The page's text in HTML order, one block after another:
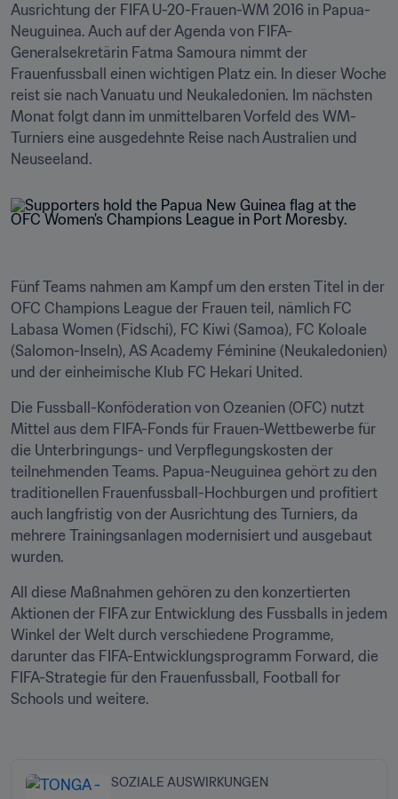
Ausrichtung der FIFA U-20-Frauen-WM 2016 in Papua-
Neuguinea. Auch auf der Agenda von FIFA-
Generalsekretärin Fatma Samoura nimmt der
Frauenfussball einen wichtigen Platz ein. In dieser Woche
reist sie nach Vanuatu und Neukaledonien. Im nächsten
Monat folgt dann im unmittelbaren Vorfeld des WM-
Turniers eine ausgedehnte Reise nach Australien und
Neuseeland.
Fünf Teams nahmen am Kampf um den ersten Titel in der
OFC Champions League der Frauen teil, nämlich FC
Labasa Women (Fidschi), FC Kiwi (Samoa), FC Koloale
(Salomon-Inseln), AS Academy Féminine (Neukaledonien)
und der einheimische Klub FC Hekari United.
Die Fussball-Konföderation von Ozeanien (OFC) nutzt
Mittel aus dem FIFA-Fonds für Frauen-Wettbewerbe für
die Unterbringungs- und Verpflegungskosten der
teilnehmenden Teams. Papua-Neuguinea gehört zu den
traditionellen Frauenfussball-Hochburgen und profitiert
auch langfristig von der Ausrichtung des Turniers, da
mehrere Trainingsanlagen modernisiert und ausgebaut
wurden.
All diese Maßnahmen gehören zu den konzertierten
Aktionen der FIFA zur Entwicklung des Fussballs in jedem
Winkel der Welt durch verschiedene Programme,
darunter das FIFA-Entwicklungsprogramm Forward, die
FIFA-Strategie für den Frauenfussball, Football for
Schools und weitere.
SOZIALE AUSWIRKUNGEN